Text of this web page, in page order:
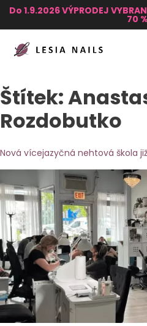
Do 1.9.2026 VÝPRODEJ
70 %
Štítek:
Rozdobutko
Nová vícejazyčná nehtová škola